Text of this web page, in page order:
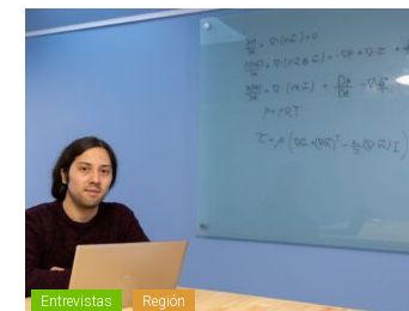
Entrevistas Región